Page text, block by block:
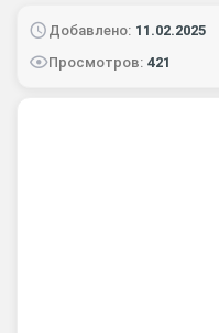
Добавлено: 11.02.2025
Просмотров: 421